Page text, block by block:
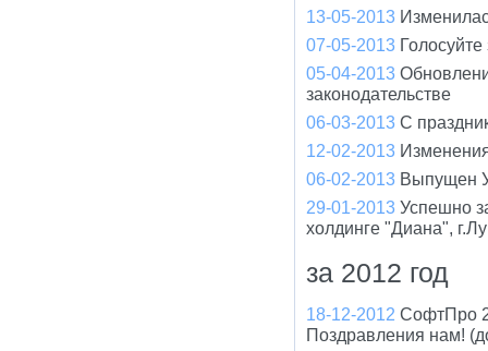
13-05-2013
07-05-2013
05-04-2013
законодательстве
06-03-2013 С
12-02-2013
06-02-2013 Выпущен
29-01-2013 Успешно
холдинге "Диана",
за 2012 год
18-12-2012 СофтПро
Поздравления нам!